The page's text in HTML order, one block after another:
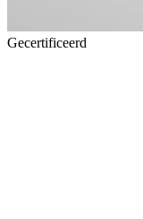
Gecertificeerd